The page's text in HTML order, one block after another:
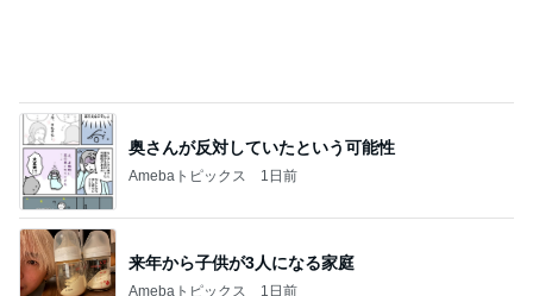
来年から子供が3人になる家庭
Amebaトピックス 1日前